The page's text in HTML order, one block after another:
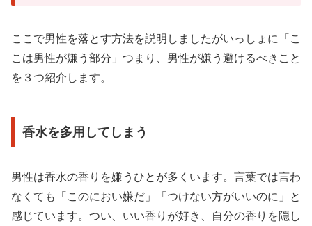
ここで男性を落とす方法を説明しましたがいっしょに「こ
こは男性が嫌う部分」つまり、男性が嫌う避けるべきこと
を３つ紹介します。
香水を多用してしまう
男性は香水の香りを嫌うひとが多くいます。言葉では言わ
なくても「このにおい嫌だ」「つけない方がいいのに」と
感じています。つい、いい香りが好き、自分の香りを隠し